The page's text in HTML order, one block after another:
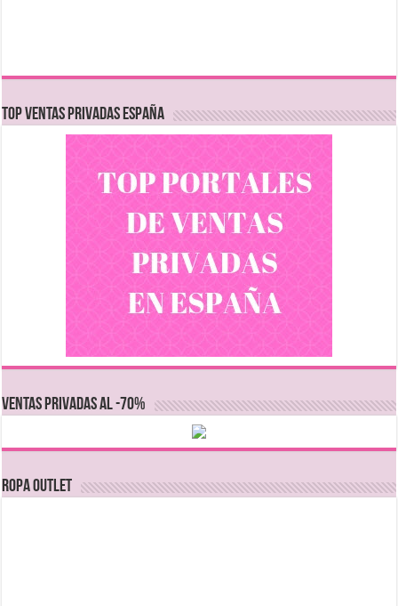
TOP VENTAS PRIVADAS ESPAÑA
VENTAS PRIVADAS AL -70%
Ropa Outlet